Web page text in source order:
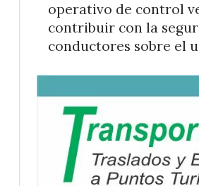
operativo de control
contribuir con la
conductores sobre el